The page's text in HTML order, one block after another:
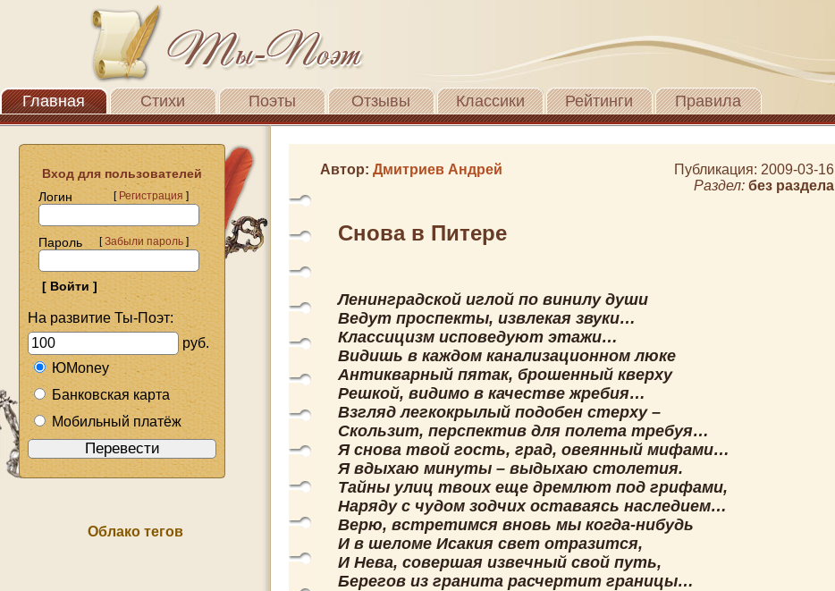
Главная Стихи Поэты Отзывы Классики Рейтинги Правила
Вход для пользователей
Логин
[Регистрация]
Пароль [Забыли пароль]
На развитие Ты-Поэт:
руб.
ЮMoney
Банковская карта
Мобильный платёж
Облако тегов
Автор: Дмитриев Андрей
Публикация: 2009-03-16
Раздел: без раздела
Снова в Питере
Ленинградской иглой по винилу души
Ведут проспекты, извлекая звуки…
Классицизм исповедуют этажи…
Видишь в каждом канализационном люке
Антикварный пятак, брошенный кверху
Решкой, видимо в качестве жребия…
Взгляд легкокрылый подобен стерху –
Скользит, перспектив для полета требуя…
Я снова твой гость, град, овеянный мифами…
Я вдыхаю минуты – выдыхаю столетия.
Тайны улиц твоих еще дремлют под грифами,
Наряду с чудом зодчих оставаясь наследием…
Верю, встретимся вновь мы когда-нибудь
И в шеломе Исакия свет отразится,
И Нева, совершая извечный свой путь,
Берегов из гранита расчертит границы…